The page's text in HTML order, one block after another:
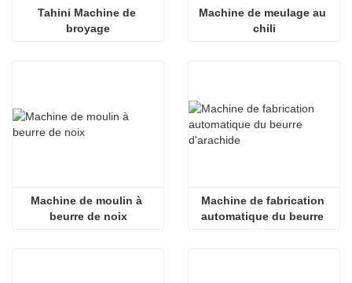
Tahini Machine de
broyage
Machine de meulage au
chili
Machine de moulin à
beurre de noix
Machine de fabrication
automatique du beurre